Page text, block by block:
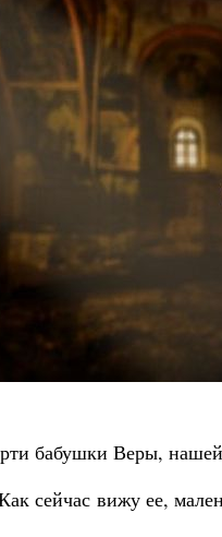
бабушки Веры,
сейчас вижу ее,
Великомученик Георгий
Роман